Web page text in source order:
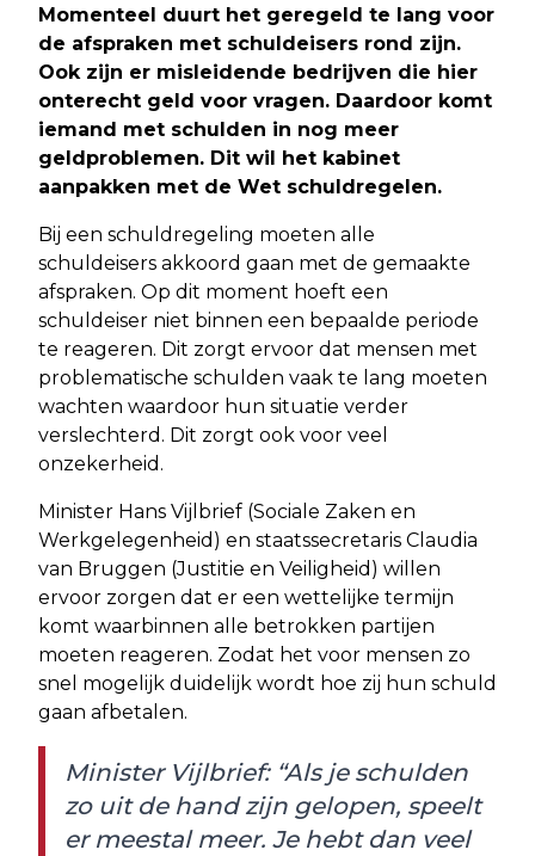
Momenteel duurt het geregeld te lang voor
de afspraken met schuldeisers rond zijn.
Ook zijn er misleidende bedrijven die hier
onterecht geld voor vragen. Daardoor komt
iemand met schulden in nog meer
geldproblemen. Dit wil het kabinet
aanpakken met de Wet schuldregelen.
Bij een schuldregeling moeten alle
schuldeisers akkoord gaan met de gemaakte
afspraken. Op dit moment hoeft een
schuldeiser niet binnen een bepaalde periode
te reageren. Dit zorgt ervoor dat mensen met
problematische schulden vaak te lang moeten
wachten waardoor hun situatie verder
verslechterd. Dit zorgt ook voor veel
onzekerheid.
Minister Hans Vijlbrief (Sociale Zaken en
Werkgelegenheid) en staatssecretaris Claudia
van Bruggen (Justitie en Veiligheid) willen
ervoor zorgen dat er een wettelijke termijn
komt waarbinnen alle betrokken partijen
moeten reageren. Zodat het voor mensen zo
snel mogelijk duidelijk wordt hoe zij hun schuld
gaan afbetalen.
Minister Vijlbrief: “Als je schulden
zo uit de hand zijn gelopen, speelt
er meestal meer. Je hebt dan veel